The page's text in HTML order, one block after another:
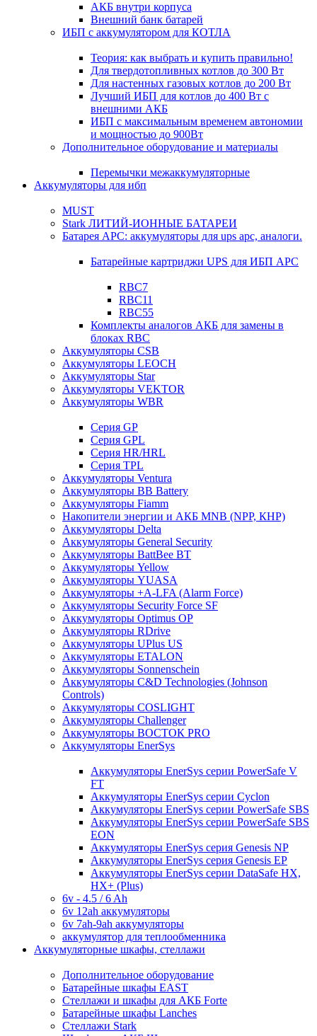
АКБ внутри корпуса
Внешний банк батарей
ИБП с аккумулятором для КОТЛА
Теория: как выбрать и купить правильно!
Для твердотопливных котлов до 300 Вт
Для настенных газовых котлов до 200 Вт
Лучший ИБП для котлов до 400 Вт с
внешними АКБ
ИБП с максимальным временем автономии
и мощностью до 900Вт
Дополнительное оборудование и материалы
Перемычки межаккумуляторные
Аккумуляторы для ибп
MUST
Stark ЛИТИЙ-ИОННЫЕ БАТАРЕИ
Батарея APC: аккумуляторы для ups apc, аналоги.
Батарейные картриджи UPS для ИБП APC
RBC7
RBC11
RBC55
Комплекты аналогов АКБ для замены в
блоках RBC
Аккумуляторы CSB
Аккумуляторы LEOCH
Аккумуляторы Star
Аккумуляторы VEKTOR
Аккумуляторы WBR
Cерия GP
Серия GPL
Серия HR/HRL
Серия TPL
Аккумуляторы Ventura
Аккумуляторы BB Battery
Аккумуляторы Fiamm
Накопители энергии и АКБ MNB (NPP, КНР)
Аккумуляторы Delta
Аккумуляторы General Security
Аккумуляторы BattBee BT
Аккумуляторы Yellow
Аккумуляторы YUASA
Аккумуляторы +A-LFA (Alarm Force)
Аккумуляторы Security Force SF
Аккумуляторы Optimus OP
Аккумуляторы RDrive
Аккумуляторы UPlus US
Аккумуляторы ETALON
Аккумуляторы Sonnenschein
Аккумуляторы С&D Technologies (Johnson
Controls)
Аккумуляторы COSLIGHT
Аккумуляторы Challenger
Аккумуляторы ВОСТОК PRO
Аккумуляторы EnerSys
Аккумуляторы EnerSys серии PowerSafe V
FT
Аккумуляторы EnerSys серии Cyclon
Аккумуляторы EnerSys серии PowerSafe SBS
Аккумуляторы EnerSys серии PowerSafe SBS
EON
Аккумуляторы EnerSys серия Genesis NP
Аккумуляторы EnerSys серия Genesis EP
Аккумуляторы EnerSys серии DataSafe HX,
HX+ (Plus)
6v - 4.5 / 6 Ah
6v 12ah аккумуляторы
6v 7ah-9ah аккумуляторы
аккумулятор для теплообменника
Аккумуляторные шкафы, стеллажи
Дополнительное оборудование
Батарейные шкафы EAST
Стеллажи и шкафы для АКБ Forte
Батарейные шкафы Lanches
Стеллажи Stark